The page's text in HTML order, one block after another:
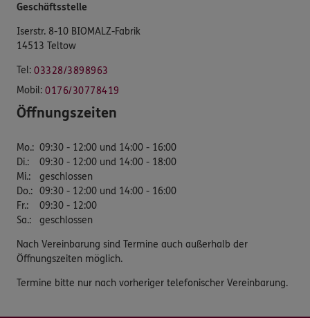
Geschäftsstelle
Iserstr. 8-10 BIOMALZ-Fabrik
14513 Teltow
Tel: 03328/3898963
Mobil: 0176/30778419
Öffnungszeiten
Mo.: 09:30 - 12:00 und 14:00 - 16:00
Di.:
09:30 - 12:00 und 14:00 - 18:00
Mi.:
geschlossen
Do.: 09:30 - 12:00 und 14:00 - 16:00
Fr.:
09:30 - 12:00
Sa.: geschlossen
Nach Vereinbarung sind Termine auch außerhalb der
Öffnungszeiten möglich.
Termine bitte nur nach vorheriger telefonischer Vereinbarung.